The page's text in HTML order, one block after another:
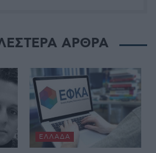
ΑΡΘΡΑ
ΕΛΛΆΔΑ